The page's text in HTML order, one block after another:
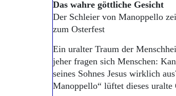
Aktuelle Ausgabe
Abonnenten-Login
Abonnent werden
Archiv
Mediadaten
Das wahre göttliche Gesicht
Der Schleier von Manoppello
zum Osterfest
Ein uralter Traum der
jeher fragen sich Menschen:
seines Sohnes Jesus wirklich
Manoppello“ lüftet dieses uralte